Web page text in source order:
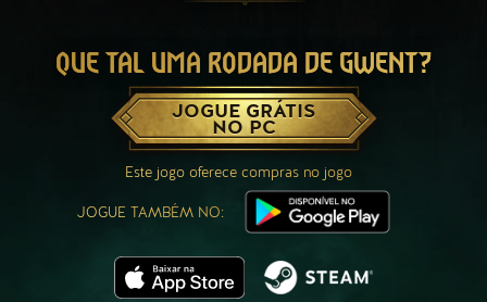
QUE TAL UMA RODADA DE GWENT?
JOGUE GRÁTIS
NO PC
Este jogo oferece compras no jogo
JOGUE TAMBÉM NO: